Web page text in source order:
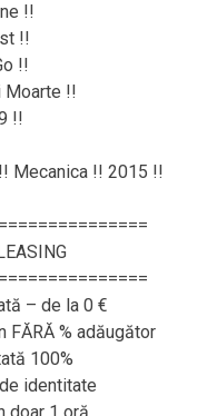
!!
!!
!!
Moarte !!
!!
Mecanica !! 2015 !!
– de la 0 €
FĂRĂ % adăugător
100%
identitate